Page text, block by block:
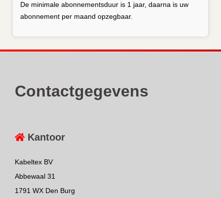
De minimale abonnementsduur is 1 jaar, daarna is uw
abonnement per maand opzegbaar.
Contactgegevens
Kantoor
Kabeltex BV
Abbewaal 31
1791 WX Den Burg